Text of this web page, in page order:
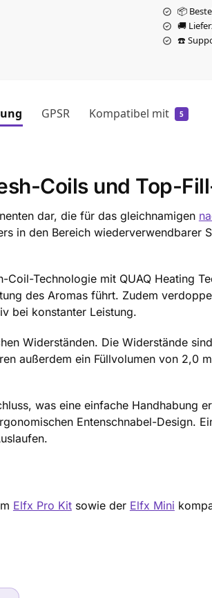
📦
🚚
☎️
GPSR Kompatibel mit 5
Coils und Top-
dar, die für das gleichnamigen
in den Bereich wiederverwendbarer
Technologie mit QUAQ Heating
des Aromas führt. Zudem
bei konstanter Leistung.
Widerständen. Die Widerstände
außerdem ein Füllvolumen von 2,0
was eine einfache Handhabung
Entenschnabel-Design.
Elfx Pro Kitsowie der Elfx Mini